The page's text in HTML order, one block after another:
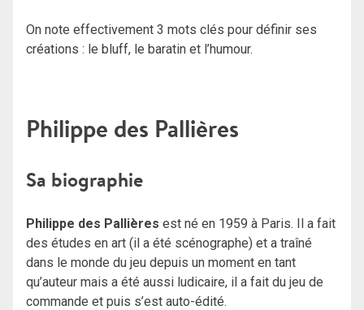
On note effectivement 3 mots clés pour définir ses
créations : le bluff, le baratin et l’humour.
Philippe des Pallières
Sa biographie
Philippe des Pallières est né en 1959 à Paris. Il a fait
des études en art (il a été scénographe) et a traîné
dans le monde du jeu depuis un moment en tant
qu’auteur mais a été aussi ludicaire, il a fait du jeu de
commande et puis s’est auto-édité.